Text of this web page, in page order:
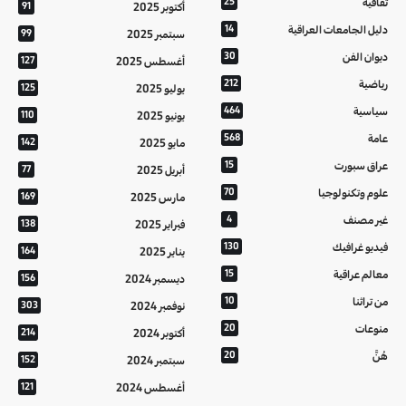
دليل الجامعات العراقية 14
ديوان الفن 30
رياضية 212
سياسية 464
عامة 568
عراق سبورت 15
علوم وتكنولوجيا 70
غير مصنف 4
فيديو غرافيك 130
معالم عراقية 15
من تراثنا 10
منوعات 20
هُنَّ 20
أكتوبر 2025 91
سبتمبر 2025 99
أغسطس 2025 127
يوليو 2025 125
يونيو 2025 110
مايو 2025 142
أبريل 2025 77
مارس 2025 169
فبراير 2025 138
يناير 2025 164
ديسمبر 2024 156
نوفمبر 2024 303
أكتوبر 2024 214
سبتمبر 2024 152
أغسطس 2024 121